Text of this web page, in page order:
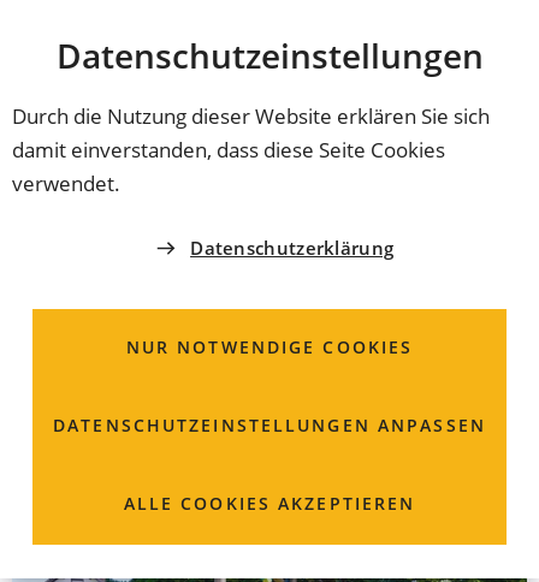
Datenschutz­einstellungen
Durch die Nutzung dieser Website erklären Sie sich
damit einverstanden, dass diese Seite Cookies
verwendet.
Datenschutzerklärung
NUR NOTWENDIGE COOKIES
DATENSCHUTZ­EINSTELLUNGEN ANPASSEN
ALLE COOKIES AKZEPTIEREN
INHALT ANSPRINGEN
Coburg
SPIELPLÄTZE IN COBURG
Christenstraße
Großer Spiel- und Bolzplatz in Bertelsdorf an der
Christenstraße (38-44) und Mittlerer Weg.